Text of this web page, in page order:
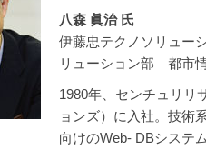
八森 眞治 氏
伊藤忠テクノソリュ
リューション部 都市
1980年、センチュリリ
ョンズ）に入社。技術
向けのWeb- DBシステ